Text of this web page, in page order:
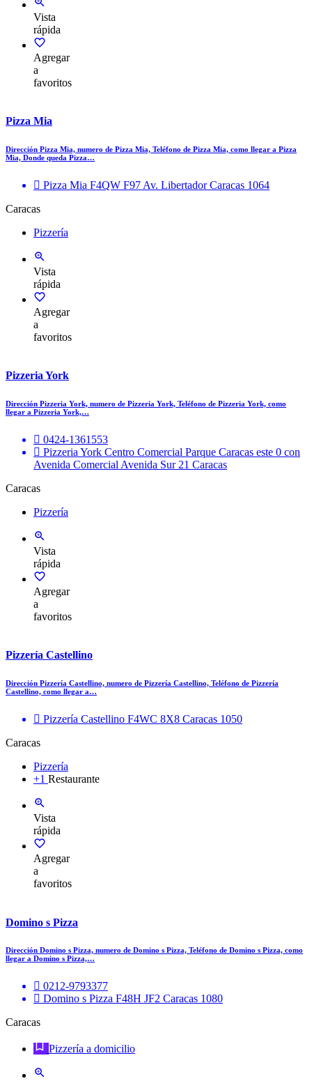
Vista
rápida
Agregar
a
favoritos
Pizza Mia
Dirección Pizza Mia, numero de Pizza Mia, Teléfono de Pizza Mia, como llegar a Pizza
Mia, Donde queda Pizza…
Pizza Mia F4QW F97 Av. Libertador Caracas 1064
Caracas
Pizzería
Vista
rápida
Agregar
a
favoritos
Pizzeria York
Dirección Pizzeria York, numero de Pizzeria York, Teléfono de Pizzeria York, como
llegar a Pizzeria York,…
0424-1361553
Pizzeria York Centro Comercial Parque Caracas este 0 con
Avenida Comercial Avenida Sur 21 Caracas
Caracas
Pizzería
Vista
rápida
Agregar
a
favoritos
Pizzería Castellino
Dirección Pizzería Castellino, numero de Pizzería Castellino, Teléfono de Pizzería
Castellino, como llegar a…
Pizzería Castellino F4WC 8X8 Caracas 1050
Caracas
Pizzería
+1 Restaurante
Vista
rápida
Agregar
a
favoritos
Domino s Pizza
Dirección Domino s Pizza, numero de Domino s Pizza, Teléfono de Domino s Pizza, como
llegar a Domino s Pizza,…
0212-9793377
Domino s Pizza F48H JF2 Caracas 1080
Caracas
Pizzería a domicilio